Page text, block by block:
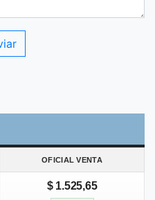
OFICIAL VENTA
$ 1.525,65